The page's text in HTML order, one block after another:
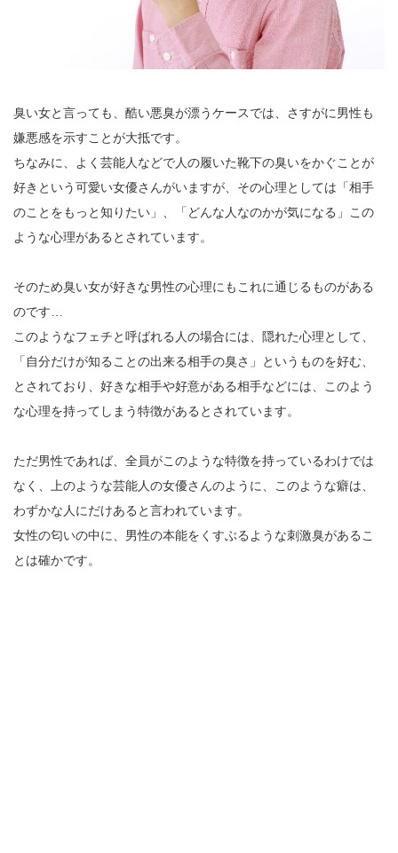
臭い女と言っても、酷い悪臭が漂うケースでは、さすがに男性も
嫌悪感を示すことが大抵です。
ちなみに、よく芸能人などで人の履いた靴下の臭いをかぐことが
好きという可愛い女優さんがいますが、その心理としては「相手
のことをもっと知りたい」、「どんな人なのかが気になる」この
ような心理があるとされています。
そのため臭い女が好きな男性の心理にもこれに通じるものがある
のです…
このようなフェチと呼ばれる人の場合には、隠れた心理として、
「自分だけが知ることの出来る相手の臭さ」というものを好む、
とされており、好きな相手や好意がある相手などには、このよう
な心理を持ってしまう特徴があるとされています。
ただ男性であれば、全員がこのような特徴を持っているわけでは
なく、上のような芸能人の女優さんのように、このような癖は、
わずかな人にだけあると言われています。
女性の匂いの中に、男性の本能をくすぶるような刺激臭があるこ
とは確かです。